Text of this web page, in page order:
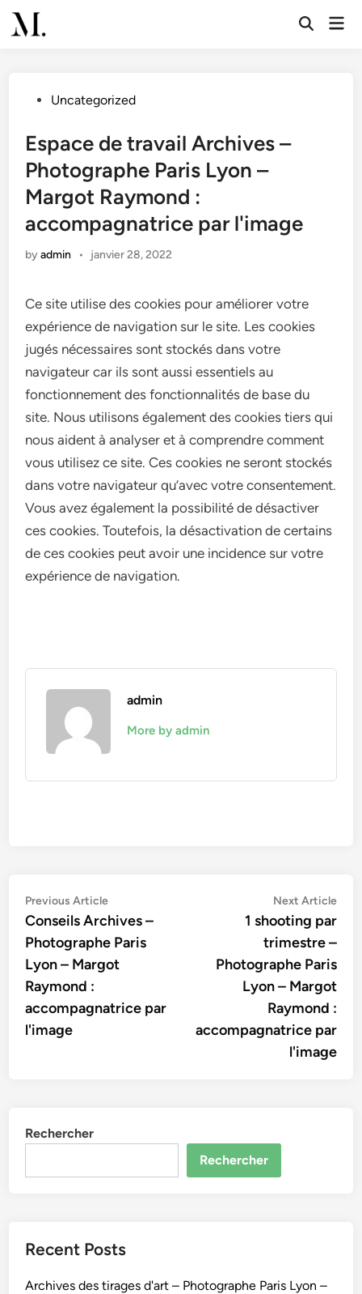
Skip
Open
PostedUncategorized
Espace de travail Archives –
Photographe Paris Lyon –
Margot Raymond :
accompagnatrice par l'image
byadmin • janvier 28, 2022
Ce site utilise des cookies pour améliorer votre
expérience de navigation sur le site. Les cookies
jugés nécessaires sont stockés dans votre
navigateur car ils sont aussi essentiels au
fonctionnement des fonctionnalités de base du
site. Nous utilisons également des cookies tiers qui
nous aident à analyser et à comprendre comment
vous utilisez ce site. Ces cookies ne seront stockés
dans votre navigateur qu’avec votre consentement.
Vous avez également la possibilité de désactiver
ces cookies. Toutefois, la désactivation de certains
de ces cookies peut avoir une incidence sur votre
expérience de navigation.
admin
More by admin
Navigation
de
l’article
Previous ArticlePrevious
article:
Conseils Archives –
Photographe Paris
Lyon – Margot
Raymond :
accompagnatrice par
l'image
Next Article
1 shooting par
trimestre –
Photographe Paris
Lyon – Margot
Raymond :
accompagnatrice par
l'image
Rechercher
Rechercher
Recent Posts
Archives des tirages d'art – Photographe Paris Lyon –